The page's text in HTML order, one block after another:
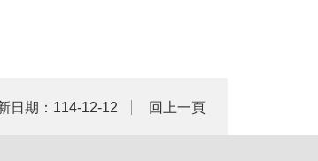
日期：114-12-12 回上一頁